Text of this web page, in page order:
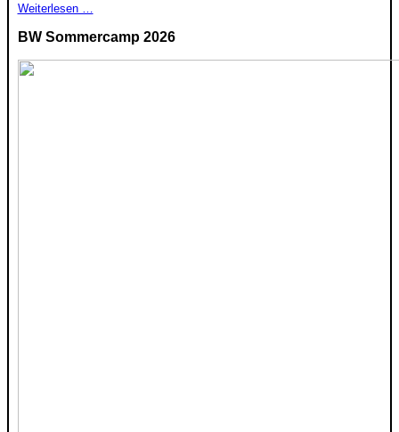
Weiterlesen …
BW Sommercamp 2026